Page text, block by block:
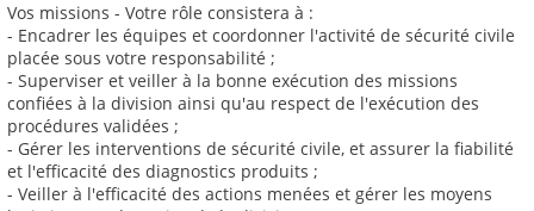
Vos missions - Votre rôle consistera à :
- Encadrer les équipes et coordonner l'activité de sécurité civile
placée sous votre responsabilité ;
- Superviser et veiller à la bonne exécution des missions
confiées à la division ainsi qu'au respect de l'exécution des
procédures validées ;
- Gérer les interventions de sécurité civile, et assurer la fiabilité
et l'efficacité des diagnostics produits ;
- Veiller à l'efficacité des actions menées et gérer les moyens